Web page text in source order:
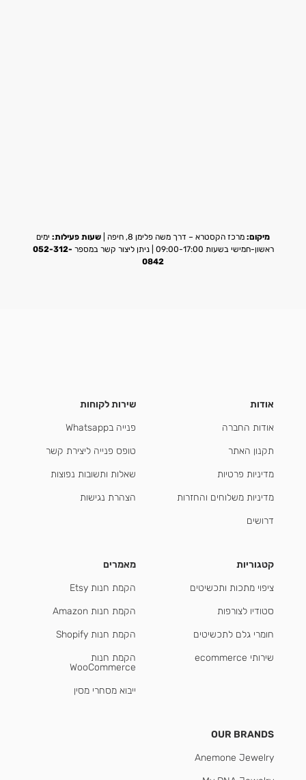
מיקום: מרכז הקסטרא – דרך משה פלימן 8, חיפה | שעות פעילות: ימים
ראשון-חמישי בשעות 09:00-17:00 | ניתן ליצור קשר במספר
052-312-
0842
אודות
אודות החברה
תקנון האתר
מדיניות פרטיות
מדיניות משלוחים והחזרות
דרושים
שירות לקוחות
פנייה בWhatsapp
טופס פנייה ליצירת קשר
שאלות ותשובות נפוצות
הצהרת נגישות
קטגוריות
ציפוי מתכות ותכשיטים
סטודיו לצורפות
חומרי גלם לתכשיטים
שירותי ecommerce
מאמרים
הקמת חנות Etsy
הקמת חנות Amazon
הקמת חנות Shopify
הקמת חנות
WooCommerce
ייבוא מסחרי מסין
OUR BRANDS
Anemone Jewelry